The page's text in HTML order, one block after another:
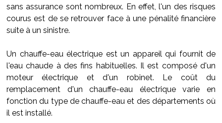
sans assurance sont nombreux. En effet, l'un des risques
courus est de se retrouver face à une pénalité financière
suite à un sinistre.
Un chauffe-eau électrique est un appareil qui fournit de
l'eau chaude à des fins habituelles. Il est composé d'un
moteur électrique et d'un robinet. Le coût du
remplacement d'un chauffe-eau électrique varie en
fonction du type de chauffe-eau et des départements où
il est installé.